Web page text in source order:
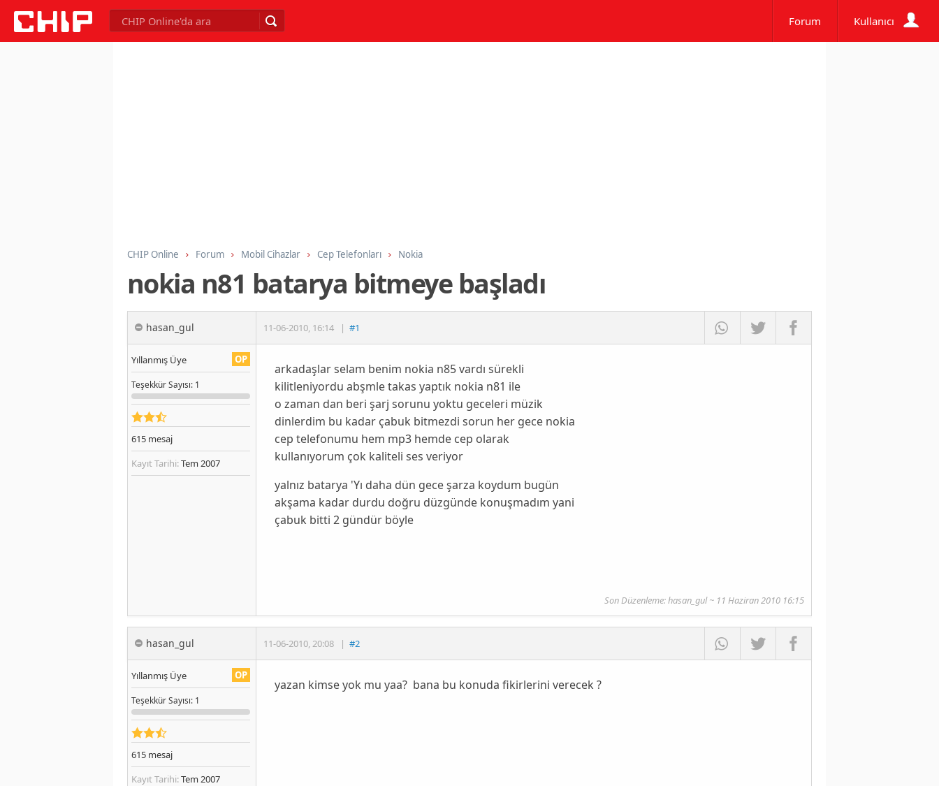
Forum Kullanıcı
CHIP Online Forum Mobil Cihazlar Cep Telefonları Nokia
nokia n81 batarya bitmeye başladı
hasan_gul 11-06-2010, 16:14 | #1
OP
Yıllanmış Üye
TeşekkürSayısı: 1
615 mesaj
Kayıt Tarihi:Tem 2007
arkadaşlar selam benim nokia n85 vardı sürekli
kilitleniyordu abşmle takas yaptık nokia n81 ile
o zaman dan beri şarj sorunu yoktu geceleri müzik
dinlerdim bu kadar çabuk bitmezdi sorun her gece nokia
cep telefonumu hem mp3 hemde cep olarak
kullanıyorum çok kaliteli ses veriyor
yalnız batarya 'Yı daha dün gece şarza koydum bugün
akşama kadar durdu doğru düzgünde konuşmadım yani
çabuk bitti 2 gündür böyle
Son Düzenleme:hasan_gul~ 11 Haziran 2010 16:15
hasan_gul 11-06-2010,20:08 | #2
OP
Yıllanmış Üye
TeşekkürSayısı: 1
615 mesaj
Kayıt Tarihi:Tem 2007
yazan kimse yok mu yaa? bana bu konuda fikirlerini verecek ?